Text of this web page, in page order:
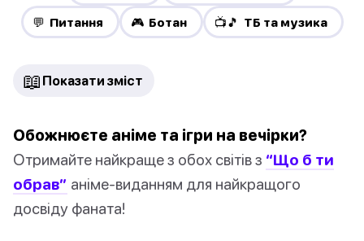
💬 Питання 🎮 Ботан 📺🎵 ТБ та музика
📖 Показати зміст
Обожнюєте аніме та ігри на вечірки?
Отримайте найкраще з обох світів з “Що б ти
обрав” аніме-виданням для найкращого
досвіду фаната!